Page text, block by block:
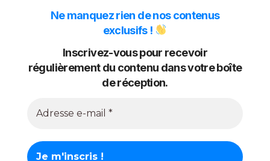
Ne manquez rien de nos contenus
exclusifs !
Inscrivez-vous pour recevoir
régulièrement du contenu dans votre boîte
de réception.